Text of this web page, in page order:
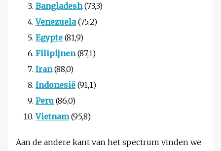
Bangladesh(73,3)
Venezuela(75,2)
Egypte (81,9)
Filipijnen (87,1)
Iran (88,0)
Indonesië (91,1)
Peru (86,0)
Vietnam (95,8)
Aan de andere kant van het spectrum vinden we